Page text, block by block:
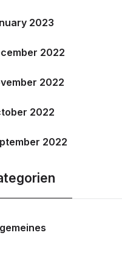
2023
2022
2022
2022
2022